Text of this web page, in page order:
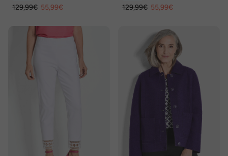
129,99€ 55,99€ 129,99€ 55,99€